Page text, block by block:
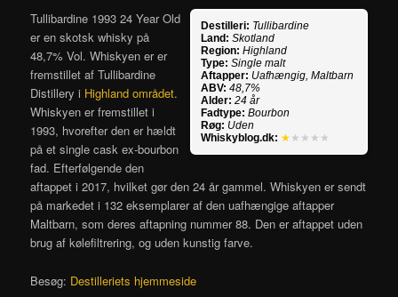
Destilleri: Tullibardine
Land: Skotland
Region: Highland
Type: Single malt
Aftapper: Uafhængig, Maltbarn
ABV: 48,7%
Alder: 24 år
Fadtype: Bourbon
Røg: Uden
Whiskyblog.dk: ★ ★★★★
Tullibardine 1993 24 Year Old
er en skotsk whisky på
48,7% Vol. Whiskyen er er
fremstillet af Tullibardine
Distillery i Highland området.
Whiskyen er fremstillet i
1993, hvorefter den er hældt
på et single cask ex-bourbon
fad. Efterfølgende den
aftappet i 2017, hvilket gør den 24 år gammel. Whiskyen er sendt
på markedet i 132 eksemplarer af den uafhængige aftapper
Maltbarn, som deres aftapning nummer 88. Den er aftappet uden
brug af kølefiltrering, og uden kunstig farve.
Besøg: Destilleriets hjemmeside